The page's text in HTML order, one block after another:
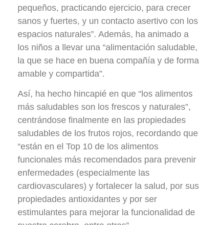
pequeños, practicando ejercicio, para crecer
sanos y fuertes, y un contacto asertivo con los
espacios naturales”. Además, ha animado a
los niños a llevar una “alimentación saludable,
la que se hace en buena compañía y de forma
amable y compartida”.
Así, ha hecho hincapié en que “los alimentos
más saludables son los frescos y naturales”,
centrándose finalmente en las propiedades
saludables de los frutos rojos, recordando que
“están en el Top 10 de los alimentos
funcionales más recomendados para prevenir
enfermedades (especialmente las
cardiovasculares) y fortalecer la salud, por sus
propiedades antioxidantes y por ser
estimulantes para mejorar la funcionalidad de